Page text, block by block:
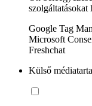
szolgáltatásokat
Google Tag
Microsoft
Freshchat
Külső